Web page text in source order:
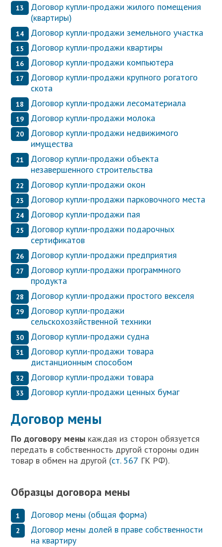
Договор купли-продажи жилого помещения
(квартиры)
Договор купли-продажи земельного участка
Договор купли-продажи квартиры
Договор купли-продажи компьютера
Договор купли-продажи крупного рогатого
скота
Договор купли-продажи лесоматериала
Договор купли-продажи молока
Договор купли-продажи недвижимого
имущества
Договор купли-продажи объекта
незавершенного строительства
Договор купли-продажи окон
Договор купли-продажи парковочного места
Договор купли-продажи пая
Договор купли-продажи подарочных
сертификатов
Договор купли-продажи предприятия
Договор купли-продажи программного
продукта
Договор купли-продажи простого векселя
Договор купли-продажи
сельскохозяйственной техники
Договор купли-продажи судна
Договор купли-продажи товара
дистанционным способом
Договор купли-продажи товара
Договор купли-продажи ценных бумаг
Договор мены
По договору мены каждая из сторон обязуется
передать в собственность другой стороны один
товар в обмен на другой (ст. 567 ГК РФ).
Образцы договора мены
Договор мены (общая форма)
Договор мены долей в праве собственности
на квартиру